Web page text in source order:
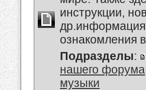
инструкции,
ознакомления
Подразделы:
нашего форума
музыки